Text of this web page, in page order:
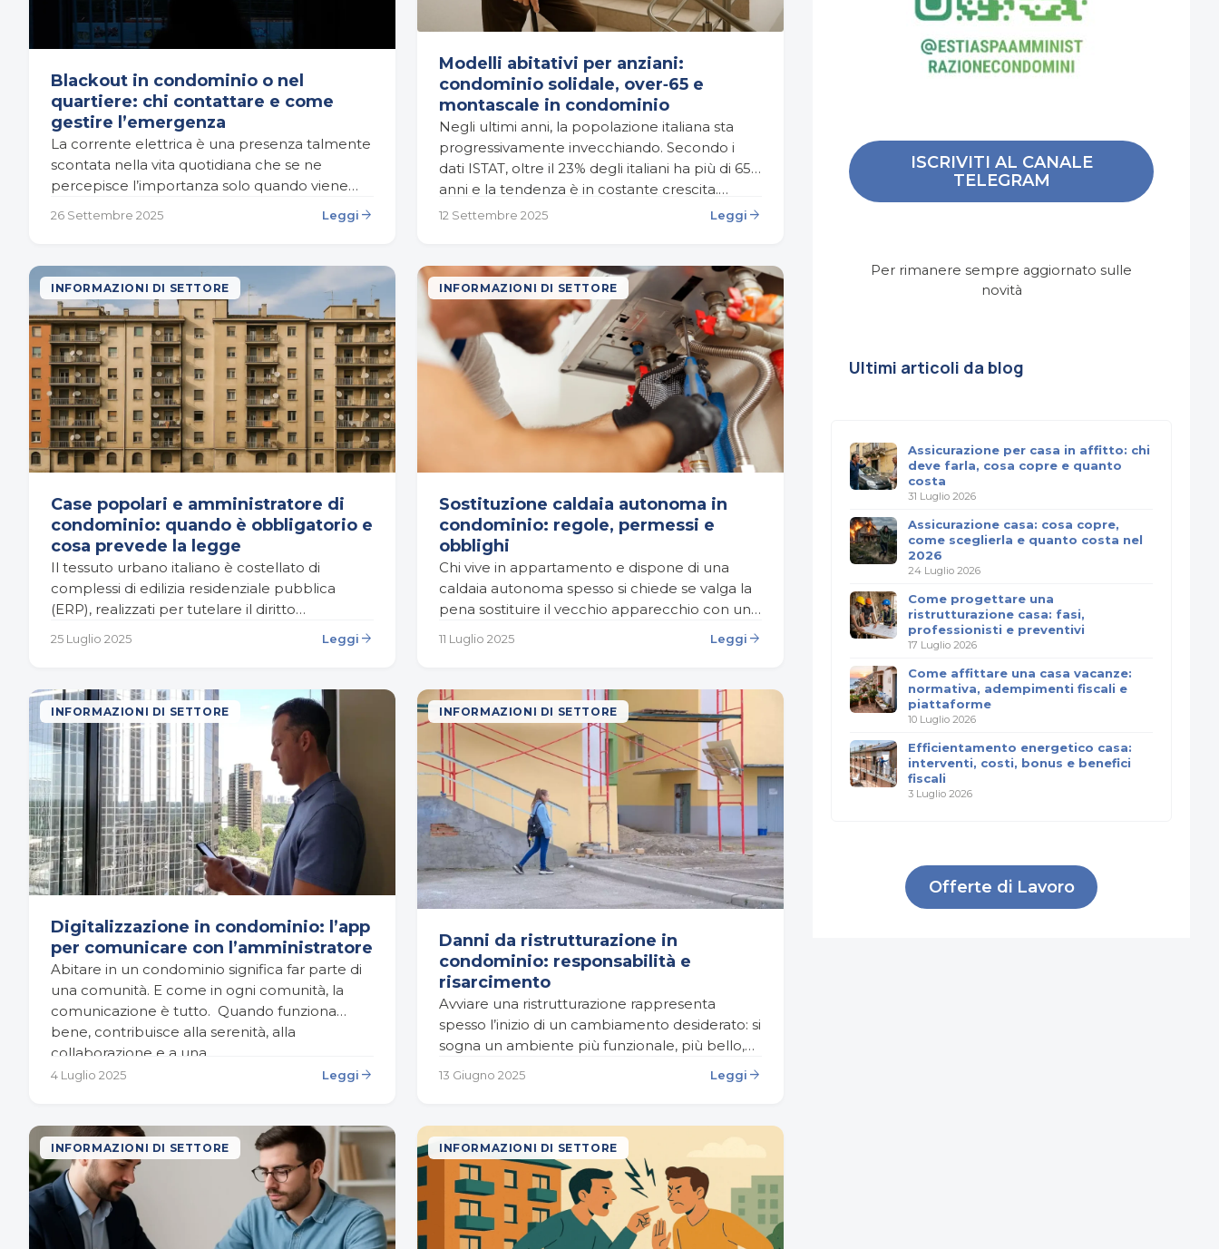
Blackout in condominio o nel
quartiere: chi contattare e come
gestire l’emergenza
La corrente elettrica è una presenza talmente
scontata nella vita quotidiana che se ne
percepisce l’importanza solo quando viene
meno. Un’interruzione improvvisa della
26 Settembre 2025 Leggi arrow_forward
Modelli abitativi per anziani:
condominio solidale, over‑65 e
montascale in condominio
Negli ultimi anni, la popolazione italiana sta
progressivamente invecchiando. Secondo i
dati ISTAT, oltre il 23% degli italiani ha più di 65
anni e la tendenza è in costante crescita.…
12 Settembre 2025 Leggi arrow_forward
INFORMAZIONI DI SETTORE
Case popolari e amministratore di
condominio: quando è obbligatorio e
cosa prevede la legge
Il tessuto urbano italiano è costellato di
complessi di edilizia residenziale pubblica
(ERP), realizzati per tutelare il diritto
all’abitazione delle fasce economicamente più
fragili. Questi edifici, meglio noti come case…
25 Luglio 2025 Leggi arrow_forward
INFORMAZIONI DI SETTORE
Sostituzione caldaia autonoma in
condominio: regole, permessi e
obblighi
Chi vive in appartamento e dispone di una
caldaia autonoma spesso si chiede se valga la
pena sostituire il vecchio apparecchio con una
generazione: i…
11 Luglio 2025 Leggi arrow_forward
INFORMAZIONI DI SETTORE
Digitalizzazione in condominio: l’app
per comunicare con l’amministratore
Abitare in un condominio significa far parte di
una comunità. E come in ogni comunità, la
comunicazione è tutto. Quando funziona
bene, contribuisce alla serenità, alla
collaborazione e a una…
4 Luglio 2025 Leggi arrow_forward
INFORMAZIONI DI SETTORE
Danni da ristrutturazione in
condominio: responsabilità e
risarcimento
Avviare una ristrutturazione rappresenta
spesso l’inizio di un cambiamento desiderato: si
sogna un ambiente più funzionale, più bello,
più personale. Ma se questo processo avviene
all’interno di un condominio, alle…
13 Giugno 2025 Leggi arrow_forward
INFORMAZIONI DI SETTORE INFORMAZIONI DI SETTORE
ISCRIVITI AL CANALE
TELEGRAM
Per rimanere sempre aggiornato sulle
novità
Ultimi articoli da blog
Assicurazione per casa in affitto: chi
deve farla, cosa copre e quanto
costa
31 Luglio 2026
Assicurazione casa: cosa copre,
come sceglierla e quanto costa nel
2026
24 Luglio 2026
Come progettare una
ristrutturazione casa: fasi,
professionisti e preventivi
17 Luglio 2026
Come affittare una casa vacanze:
normativa, adempimenti fiscali e
piattaforme
10 Luglio 2026
Efficientamento energetico casa:
interventi, costi, bonus e benefici
fiscali
3 Luglio 2026
Offerte di Lavoro